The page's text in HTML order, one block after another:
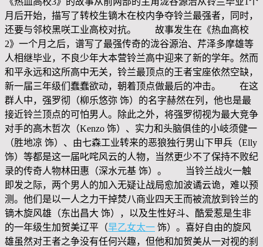
月后开始，描写了转校生镝木在校内争夺铃兰最强者，同时，
还要与邻校黑咲工业高校对抗。 故事发生在《热血高校
2》一个月之后，谱写了最强传奇的泷谷源治、芹泽多摩雄等
人相继毕业，不良少年大本营铃兰高中迎来了新的学年。然而
和平永远和这所高中无关，铃兰最顶点的王者宝座依然空缺，
新一届三年级们蠢蠢欲动，朝着顶点做最后的冲击。 在这
群人中，强罗彻（柳乐悠弥 饰）的名字赫然在列，他也是最
接近铃兰顶点的可怕男人。除此之外，将强罗彻视为最大竞争
对手的高木哲次（Kenzo 饰）、实力和头脑俱佳的小岐须健一
（胜地凉 饰）、由七森工业转来的恶狼独行男山下甲兵（Elly
饰）等都是这一届叱咤风云的人物，当然更少不了保持不败纪
录的传奇人物林田惠（深水元基 饰）。 当铃兰战火一触
即发之际，两个男人的加入无疑让战局愈加波谲云诡，难以预
测。他们是以一人之力干掉焚八商业四天王而被流放到铃兰的
镝木旋风雄（东出昌大 饰），以及生性好斗、酷爱惹是生非
的一年级生加贺美辽平（早乙女太一 饰）。喜好自由的旋风
雄虽然对王者之争没有任何兴趣，但他和加贺美从一对视的刹